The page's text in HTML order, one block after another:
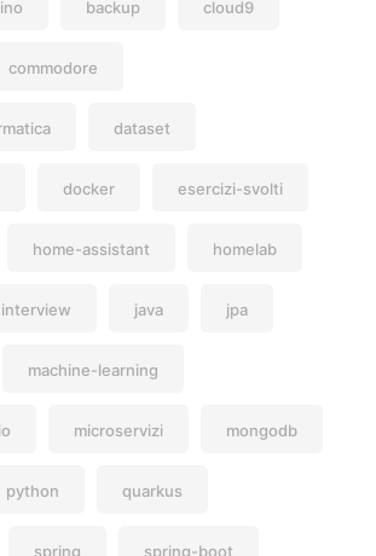
backup cloud9
commodore
dataset
docker esercizi-svolti
home-assistant homelab
interview java jpa
machine-learning
microservizi mongodb
python quarkus
spring spring-boot